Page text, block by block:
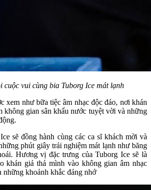
cuộc vui cùng bia Tuborg Ice mát lạnh
xem như bữa tiệc âm nhạc độc đáo, nơi khán
không gian sân khấu nước tuyệt vời và những
sẽ đồng hành cùng các ca sĩ khách mời và
phút giây trải nghiệm mát lạnh như băng
Hương vị đặc trưng của Tuborg Ice sẽ là
khán giả thả mình vào không gian âm nhạc
những khoảnh khắc đáng nhớ